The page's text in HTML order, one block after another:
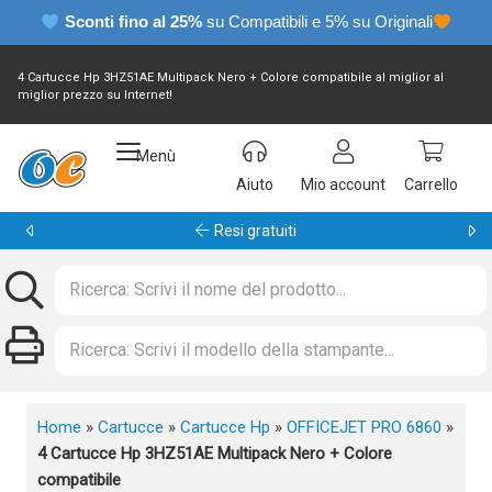
Sconti fino al 25% su Compatibili e 5% su Originali
4 Cartucce Hp 3HZ51AE Multipack Nero + Colore compatibile al miglior al
miglior prezzo su Internet!
Menù
Aiuto
Mio account Carrello
Resi gratuiti
Home » Cartucce » Cartucce Hp » OFFICEJET PRO 6860 »
4 Cartucce Hp 3HZ51AE Multipack Nero + Colore
compatibile